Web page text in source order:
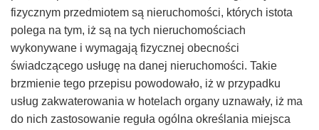
fizycznym przedmiotem są nieruchomości, których istota
polega na tym, iż są na tych nieruchomościach
wykonywane i wymagają fizycznej obecności
świadczącego usługę na danej nieruchomości. Takie
brzmienie tego przepisu powodowało, iż w przypadku
usług zakwaterowania w hotelach organy uznawały, iż ma
do nich zastosowanie reguła ogólna określania miejsca